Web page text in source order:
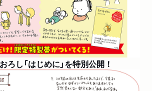
ろし「はじめに」を特別公開！